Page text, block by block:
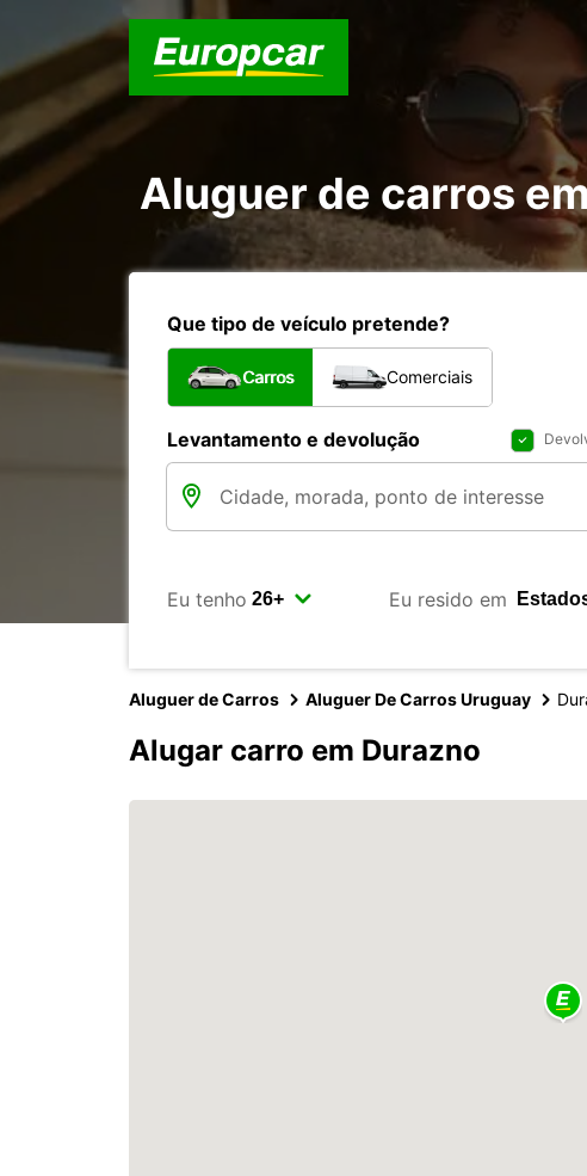
Aluguer de carros
Que tipo de veículo pretende?
Carros Comerciais
Levantamento e devolução
Eu tenho Eu resido em
Aluguer de Carros Aluguer De Carros Uruguay
Alugar carro em Durazno